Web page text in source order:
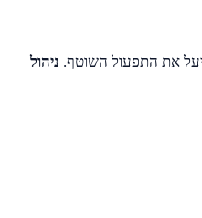
את התפעול השוטף. ניהול